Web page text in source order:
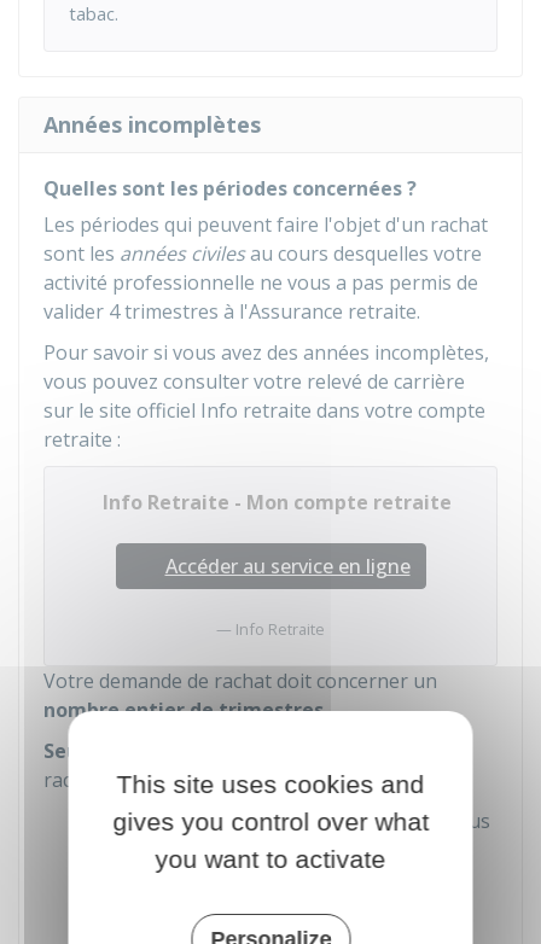
tabac.
Années incomplètes
Quelles sont les périodes concernées ?
Les périodes qui peuvent faire l'objet d'un rachat
sont les années civilesau cours desquelles votre
activité professionnelle ne vous a pas permis de
valider 4 trimestres à l'Assurance retraite.
Pour savoir si vous avez des années incomplètes,
vous pouvez consulter votre relevé de carrière
sur le site officiel Info retraite dans votre compte
retraite :
Info Retraite - Mon compte retraite
Accéder au service en ligne
Info Retraite
Votre demande de rachat doit concerner un
nombre entier de trimestres.
Seuls 12 trimestres au total
rachetés pour les différents motifs suivants :
Années incomplètes pour lesquelles vous
n'avez pas 4 trimestres d'assurance
retraite comptabilisés (validés) par
l'Assurance retraite
This site uses cookies and
gives you control over what
you want to activate
Personalize